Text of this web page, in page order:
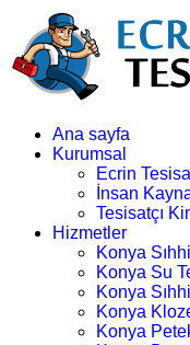
Ana sayfa
Kurumsal
Ecrin
İnsan
Tesisatçı
Hizmetler
Konya
Konya Su
Konya
Konya
Konya